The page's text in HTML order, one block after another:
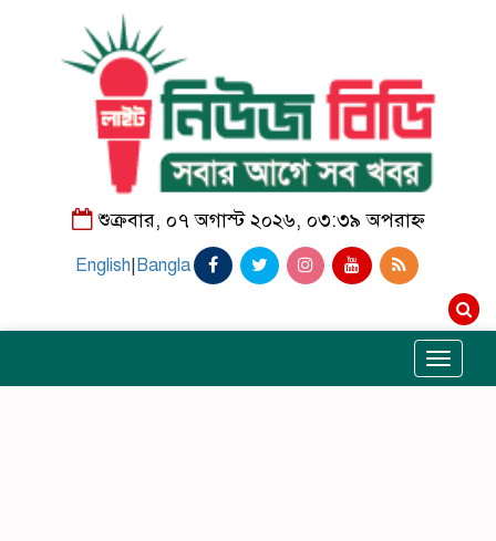
শুক্রবার, ০৭ অগাস্ট ২০২৬, ০৩:৩৯ অপরাহ্ন
English Bangla
Toggle